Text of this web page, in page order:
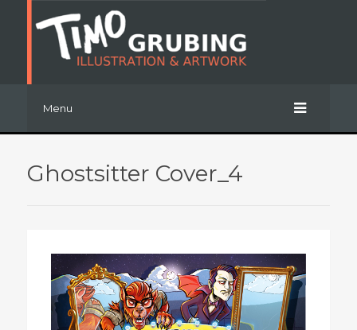
Menu
Ghostsitter Cover_4